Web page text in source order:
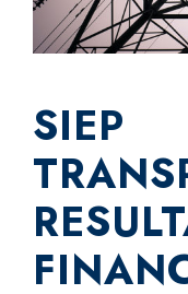
SIEP